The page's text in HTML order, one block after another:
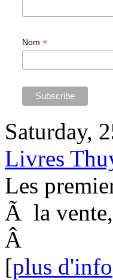
Nom *
Saturday,
Livres
Les
Ã la
Â
[plus d'info